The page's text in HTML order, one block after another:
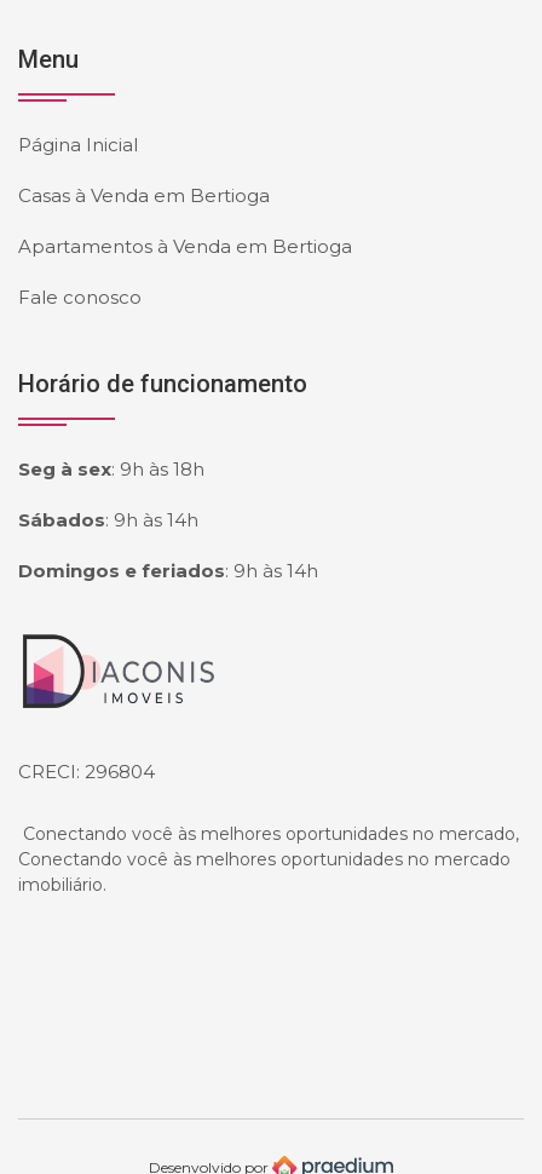
Menu
Página Inicial
Casas à Venda em Bertioga
Apartamentos à Venda em Bertioga
Fale conosco
Horário de funcionamento
Seg à sex: 9h às 18h
Sábados: 9h às 14h
Domingos e feriados: 9h às 14h
Página inicial
CRECI: 296804
Conectando você às melhores oportunidades no mercado,
Conectando você às melhores oportunidades no mercado
imobiliário.
Desenvolvido por